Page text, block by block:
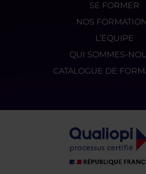
SE FORMER
NOS
L’ÉQUIPE
QUI SOMMES-
CATALOGUE DE